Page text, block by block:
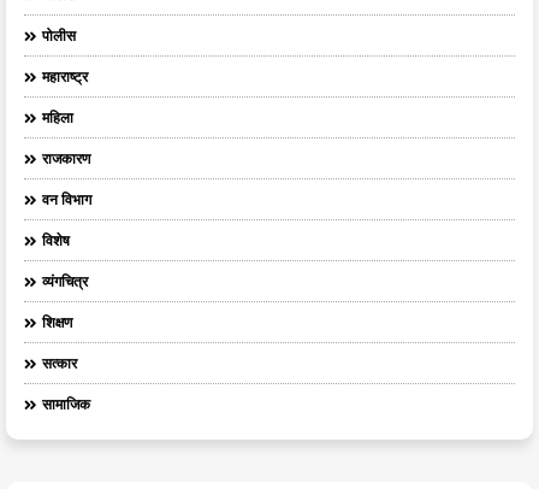
पोलीस
महाराष्ट्र
महिला
राजकारण
वन विभाग
विशेष
व्यंगचित्र
शिक्षण
सत्कार
सामाजिक